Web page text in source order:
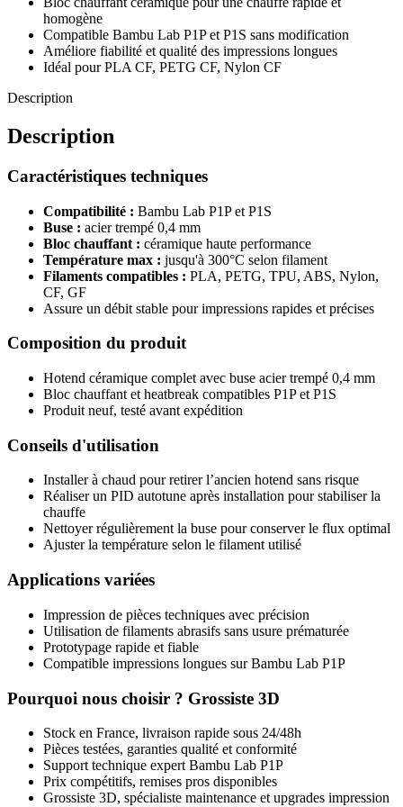
homogène
Compatible Bambu Lab P1P et P1S sans modification
Améliore fiabilité et qualité des impressions longues
Idéal pour PLA CF, PETG CF, Nylon CF
Description
Description
Caractéristiques techniques
Compatibilité : Bambu Lab P1P et P1S
Buse : acier trempé 0,4 mm
Bloc chauffant : céramique haute performance
Température max : jusqu'à 300°C selon filament
Filaments compatibles : PLA, PETG, TPU, ABS, Nylon,
CF, GF
Assure un débit stable pour impressions rapides et précises
Composition du produit
Hotend céramique complet avec buse acier trempé 0,4 mm
Bloc chauffant et heatbreak compatibles P1P et P1S
Produit neuf, testé avant expédition
Conseils d'utilisation
Installer à chaud pour retirer l’ancien hotend sans risque
Réaliser un PID autotune après installation pour stabiliser la
chauffe
Nettoyer régulièrement la buse pour conserver le flux optimal
Ajuster la température selon le filament utilisé
Applications variées
Impression de pièces techniques avec précision
Utilisation de filaments abrasifs sans usure prématurée
Prototypage rapide et fiable
Compatible impressions longues sur Bambu Lab P1P
Pourquoi nous choisir ? Grossiste 3D
Stock en France, livraison rapide sous 24/48h
Pièces testées, garanties qualité et conformité
Support technique expert Bambu Lab P1P
Prix compétitifs, remises pros disponibles
Grossiste 3D, spécialiste maintenance et upgrades impression